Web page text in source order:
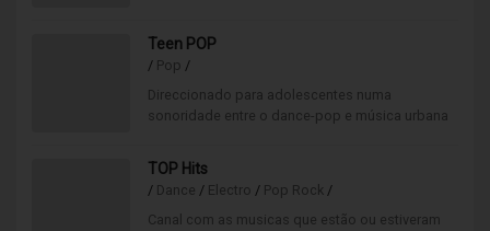
inseparáveis do seu abraço.
Teen POP
/ Pop /
Direccionado para adolescentes numa
sonoridade entre o dance-pop e música urbana
juventude estão todos aqui.
TOP Hits
/ Dance / Electro / Pop Rock /
Canal com as musicas que estão ou estiveram